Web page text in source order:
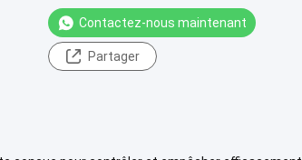
Contactez-nous maintenant
Partager